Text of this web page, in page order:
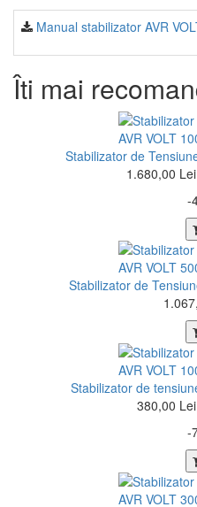
Manual stabilizator AVR
Îti mai
Stabilizator de
1.680,00 Lei
-
Stabilizator de
Stabilizator de
380,00 Lei
-